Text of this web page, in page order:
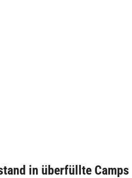
in überfüllte Camps